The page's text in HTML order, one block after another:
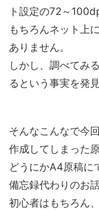
ト設定の72～
もちろんネット上
ありません。
しかし、調べてみ
るという事実を発見
そんなこんなで今
作成してしまった
どうにかA4原稿に
備忘録代わりのお話
初心者はもちろん